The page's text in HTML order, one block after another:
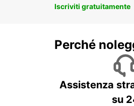
Iscriviti gratuitamente
Perché
Assistenza
su